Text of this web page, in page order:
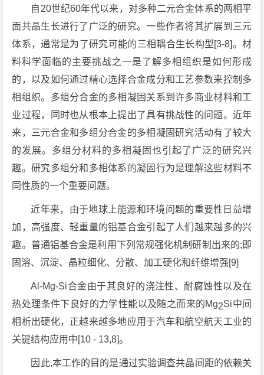
自20世纪60年代以来，对多种二元合金体系的两相平
面共晶生长进行了广泛的研究。一些作者将其扩展到三元
体系，通常是为了研究可能的三相耦合生长构型[3-8]。材
料科学面临的主要挑战之一是了解多相组织是如何形成
的，以及如何通过精心选择合金成分和工艺参数来控制多
相组织。多组分合金的多相凝固关系到许多商业材料和工
业过程，同时也从根本上提出了具有挑战性的问题。近年
来，三元合金和多组分合金的多相凝固研究活动有了较大
的发展。多组分材料的多相凝固也引起了广泛的研究兴
趣。研究多组分和多相体系的凝固行为是理解这些材料不
同性质的一个重要问题。
近年来，由于地球上能源和环境问题的重要性日益增
加，高强度、轻重量的铝基合金引起了人们越来越多的兴
趣。普通铝基合金是利用下列常规强化机制研制出来的;即
固溶、沉淀、晶粒细化、分散、加工硬化和纤维增强[9]
Al-Mg-Si合金由于其良好的浇注性、耐腐蚀性以及在
热处理条件下良好的力学性能以及随之而来的Mg2Si中间
相析出硬化，正越来越多地应用于汽车和航空航天工业的
关键结构应用中[10 - 13,8]。
因此,本工作的目的是通过实验调查共晶间距的依赖关